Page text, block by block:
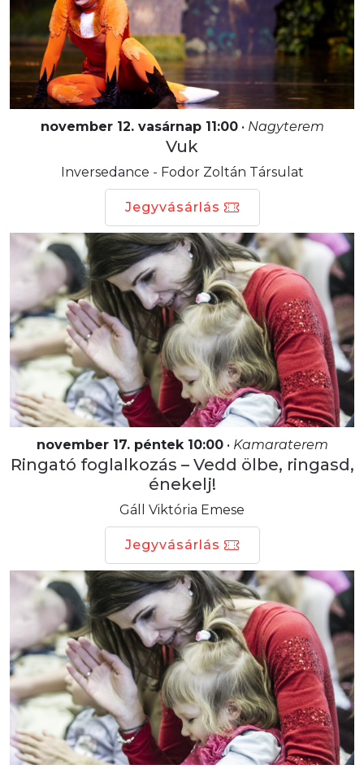
november 12. vasárnap 11:00• Nagyterem
Vuk
Inversedance - Fodor Zoltán Társulat
Jegyvásárlás
november 17. péntek 10:00• Kamaraterem
Ringató foglalkozás – Vedd ölbe, ringasd,
énekelj!
Gáll Viktória Emese
Jegyvásárlás